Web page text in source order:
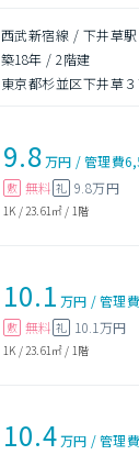
西武新宿線 / 下井草
築18年 /2階建
東京都杉並区下井草
9.8万円 /管理費
敷 無料 礼 9.8万円
1K / 23.61㎡ / 1階
10.1 万円 /管理費
敷 無料 礼 10.1万円
1K / 23.61㎡ / 1階
10.4万円 /管理費